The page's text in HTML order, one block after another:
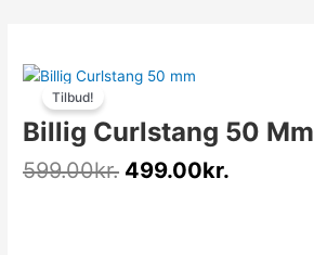
Tilbud!
Billig Curlstang 50 Mm
599.00kr.
Den
pris
var:
599.00kr..
499.00kr.
pris
er: